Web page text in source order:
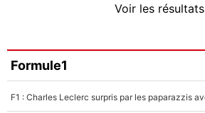
Faris Moumbagna
4%
Un autre joueur
Voir les résultats
Formule1